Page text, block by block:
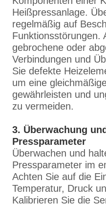
Heißpressanlage.
regelmäßig auf
Funktionsstörungen.
gebrochene oder
Verbindungen und
Sie defekte
um eine
gewährleisten und
zu vermeiden.
3. Überwachung
Pressparameter
Überwachen und
Pressparameter im
Achten Sie auf die
Temperatur, Druck
Kalibrieren Sie die